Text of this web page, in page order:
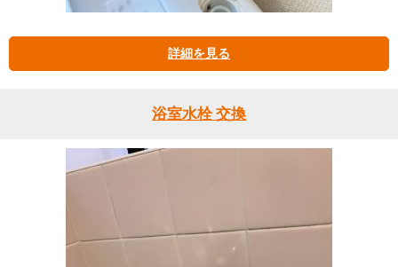
詳細を見る
浴室水栓 交換